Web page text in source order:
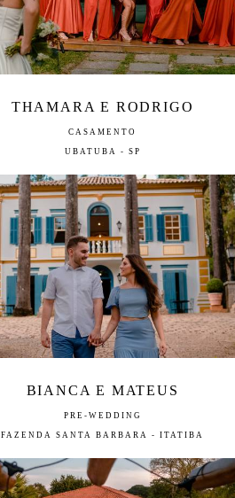
THAMARA E RODRIGO
CASAMENTO
UBATUBA - SP
BIANCA E MATEUS
PRE-WEDDING
FAZENDA SANTA BARBARA - ITATIBA